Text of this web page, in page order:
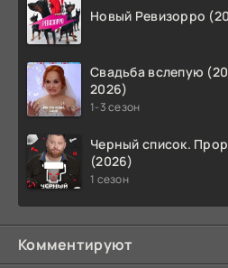
Новый Ревизорро
Свадьба вслепую
2026)
1-3 сезон
Черный список.
(2026)
1 сезон
Комментируют